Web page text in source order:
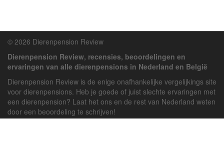
© 2026 Dierenpension Review
Dierenpension Review, recensies, beoordelingen en
ervaringen van alle dierenpensions in Nederland en België
Dierenpension Review is de enige onafhankelijke vergelijkings site
voor dierenpensions. Heb je goede of juist slechte ervaringen met
een dierenpension? Laat het ons en de rest van Nederland weten
door een beoordeling te schrijven!